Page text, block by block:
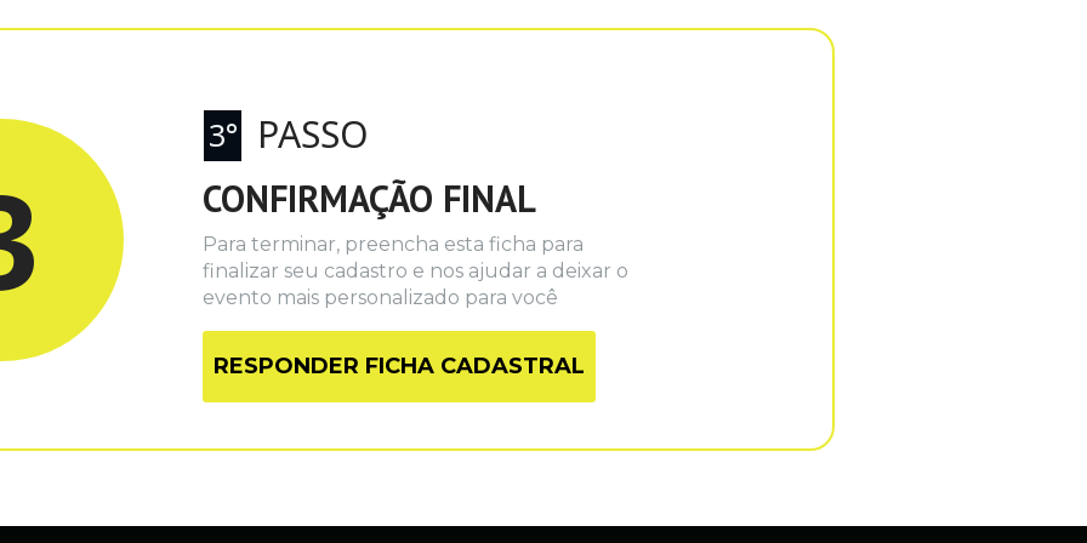
3° PASSO
CONFIRMAÇÃO FINAL
Para terminar, preencha esta ficha para
finalizar seu cadastro e nos ajudar a deixar o
evento mais personalizado para você
RESPONDER FICHA CADASTRAL